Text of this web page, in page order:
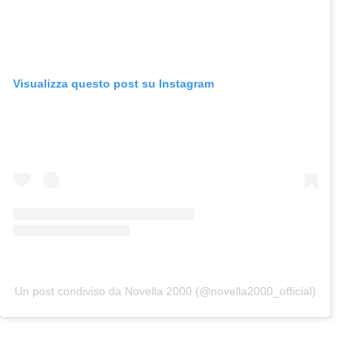
Visualizza questo post su Instagram
Un post condiviso da Novella 2000 (@novella2000_official)